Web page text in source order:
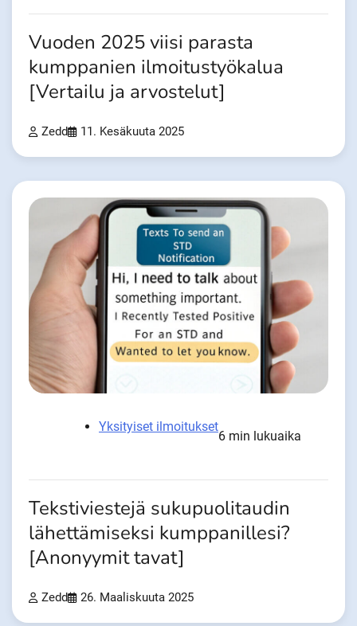
Vuoden 2025 viisi parasta
kumppanien ilmoitustyökalua
[Vertailu ja arvostelut]
Zedd 11. Kesäkuuta 2025
Yksityiset ilmoitukset
6 min lukuaika
Tekstiviestejä sukupuolitaudin
lähettämiseksi kumppanillesi?
[Anonyymit tavat]
Zedd 26. Maaliskuuta 2025